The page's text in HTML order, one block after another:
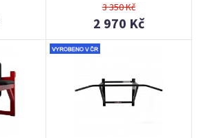
3 350 Kč
2 970 Kč